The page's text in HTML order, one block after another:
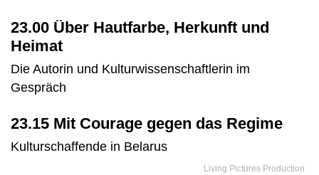
23.00 Über Hautfarbe, Herkunft und
Heimat
Die Autorin und Kulturwissenschaftlerin im
Gespräch
23.15 Mit Courage gegen das Regime
Kulturschaffende in Belarus
Living Pictures Production